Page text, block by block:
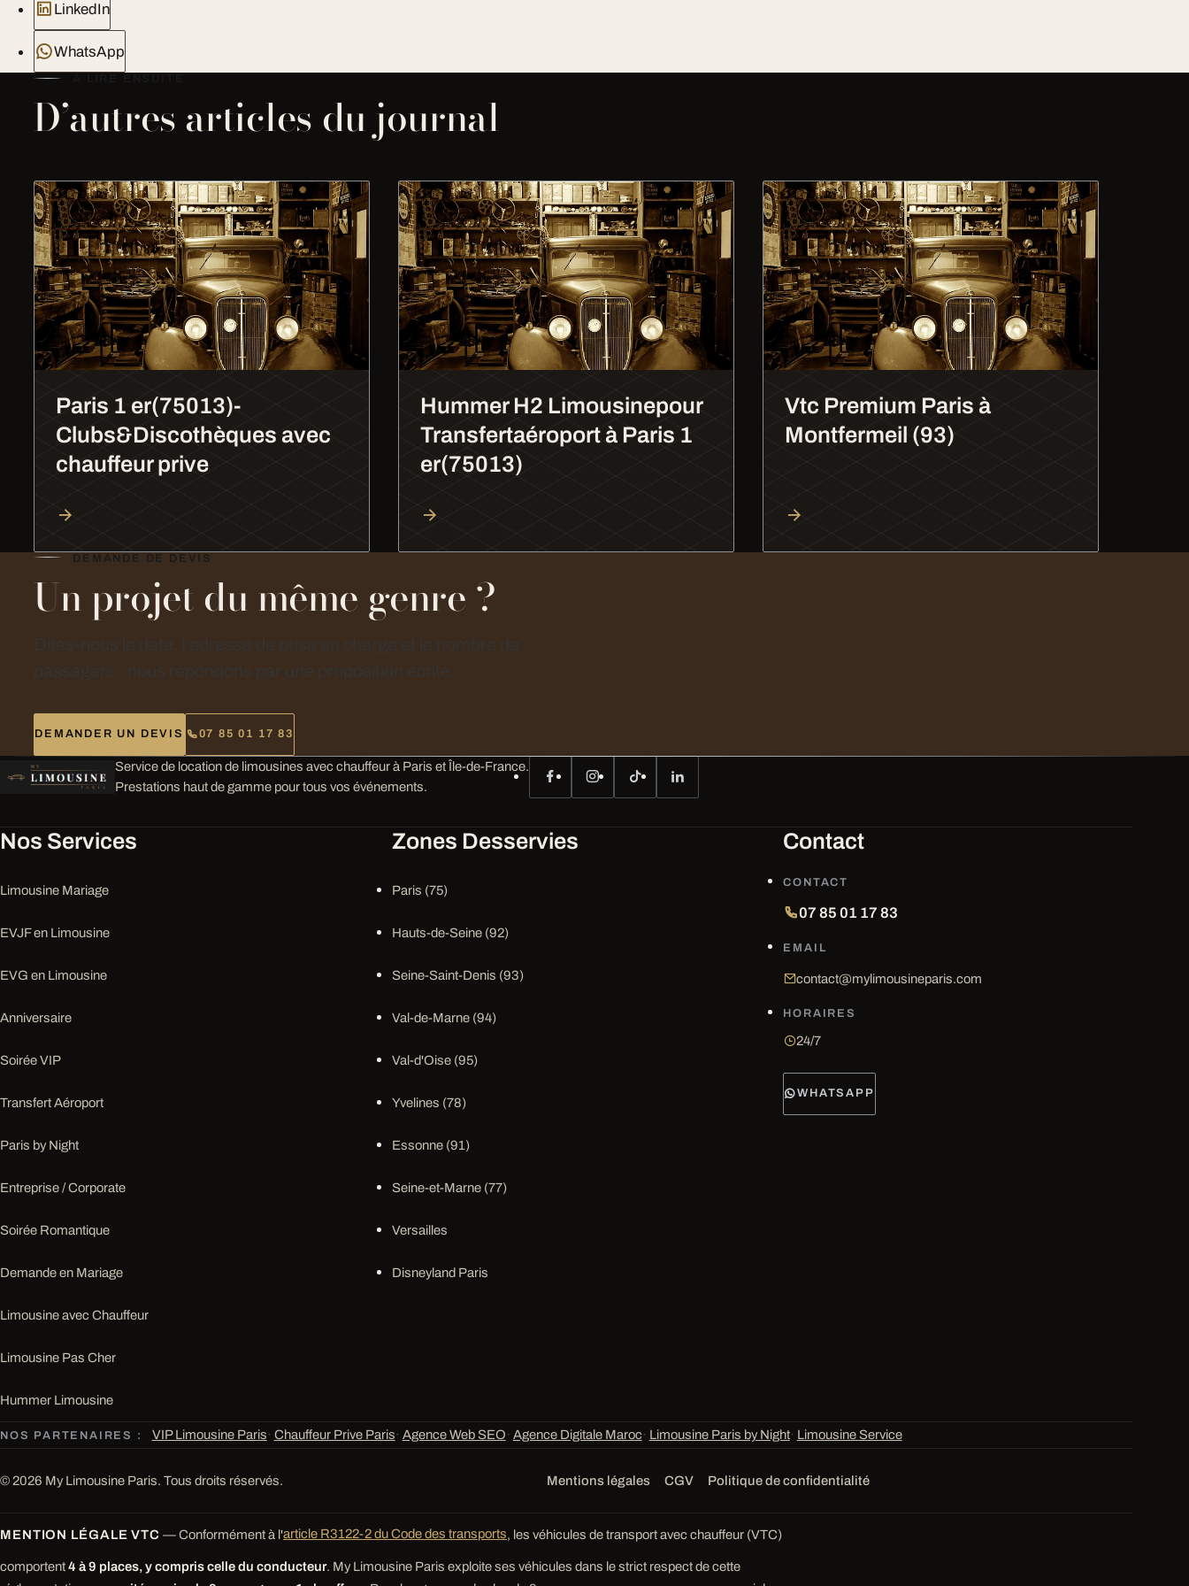
LinkedIn
WhatsApp
D’autres articles du journal
Paris 1 er(75013)-
Clubs&Discothèques avec
chauffeur prive
Hummer H2 Limousinepour
Transfertaéroport à Paris 1
er(75013)
Vtc Premium Paris à
Montfermeil (93)
DEMANDE DE DEVIS
Un projet du même genre ?
DEMANDER UN DEVIS 07 85 01 17 83
Service de location de limousines avec chauffeur à Paris et Île-de-France.
Prestations haut de gamme pour tous vos événements.
Nos Services
Limousine Mariage
EVJF en Limousine
EVG en Limousine
Anniversaire
Soirée VIP
Transfert Aéroport
Paris by Night
Entreprise / Corporate
Soirée Romantique
Demande en Mariage
Limousine avec Chauffeur
Limousine Pas Cher
Hummer Limousine
Zones Desservies
Paris (75)
Hauts-de-Seine (92)
Seine-Saint-Denis (93)
Val-de-Marne (94)
Val-d'Oise (95)
Yvelines (78)
Essonne (91)
Seine-et-Marne (77)
Versailles
Disneyland Paris
Contact
CONTACT
07 85 01 17 83
EMAIL
contact@mylimousineparis.com
HORAIRES
24/7
WHATSAPP
NOS PARTENAIRES : VIP Limousine Paris· Chauffeur Prive Paris· Agence Web SEO· Agence Digitale Maroc· Limousine Paris by Night· Limousine Service
© 2026 My Limousine Paris. Tous droits réservés. Mentions légales CGV Politique de confidentialité
MENTION LÉGALE VTC — Conformément à l'article R3122-2 du Code des transports , les véhicules de transport avec chauffeur (VTC)
comportent4 à 9 places, y compris celle du conducteur. My Limousine Paris exploite ses véhicules dans le strict respect de cette